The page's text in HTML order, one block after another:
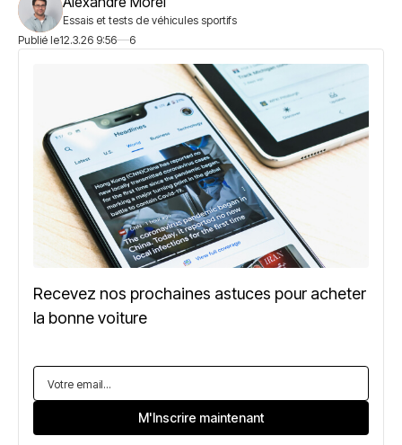
Essais et tests de véhicules sportifs
Publié le12.3.26 9:56 6
Recevez nos prochaines astuces pour acheter
la bonne voiture